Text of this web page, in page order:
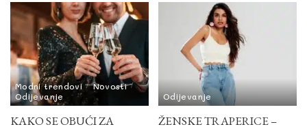
Modni trendovi
Novosti
Odijevanje
KAKO SE OBUĆI ZA
Odijevanje
ŽENSKE TRAPERICE –